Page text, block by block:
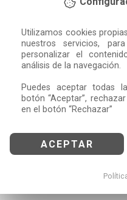
Utilizamos cookies
nuestros servicios,
personalizar el
análisis de la navegación.
Puedes aceptar todas
botón “Aceptar”,
en el botón “Rechazar”
ACEPTAR